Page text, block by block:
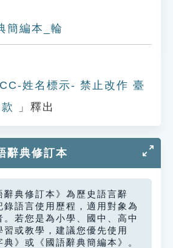
簡編本_輪
姓名標示- 禁止改作 臺
」釋出
辭典修訂本
辭典修訂本》為歷史語言辭
錄語言使用歷程，適用對象為
。若您是為小學、國中、高中
習或教學，建議您優先使用
典》或《國語辭典簡編本》。